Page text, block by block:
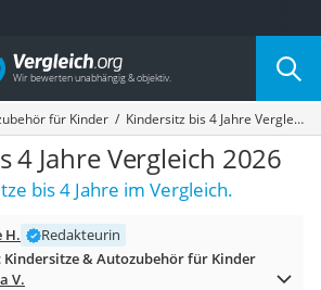
nach Kategorie
für Kinder Kindersitz bis 4 Jahre Vergleich 2026
4 Jahre Vergleich 2026
bis 4 Jahre im Vergleich.
H.
Redakteurin
Kindersitze & Autozubehör für Kinder
V.